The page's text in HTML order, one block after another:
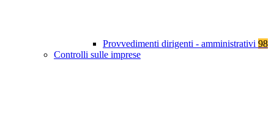
Provvedimenti dirigenti - amministrativi 98
Controlli sulle imprese